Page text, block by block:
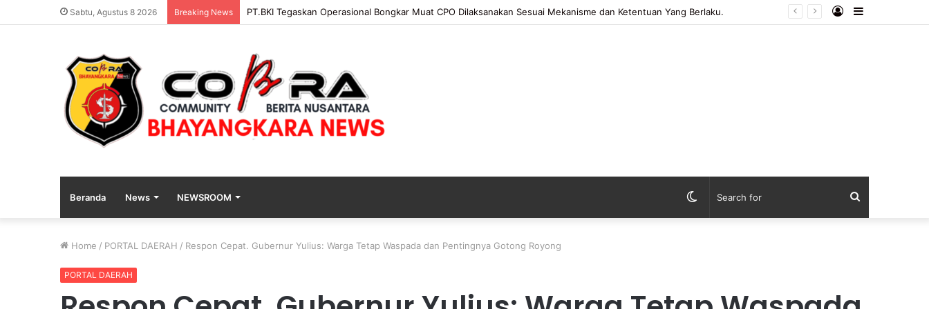
Sabtu, Agustus 8 2026 Breaking News PENGGANTIAN KAPOLRI”KOMPETENSI ABSOLUT PRESIDEN” Sidebar
Log
Beranda News NEWSROOM Search
Switch
Home / PORTAL DAERAH / Respon Cepat. Gubernur Yulius: Warga Tetap Waspada dan Pentingnya Gotong Royong
PORTAL DAERAH